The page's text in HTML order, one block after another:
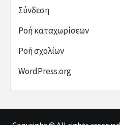
Σύνδεση
Ροή καταχωρίσεων
Ροή σχολίων
WordPress.org